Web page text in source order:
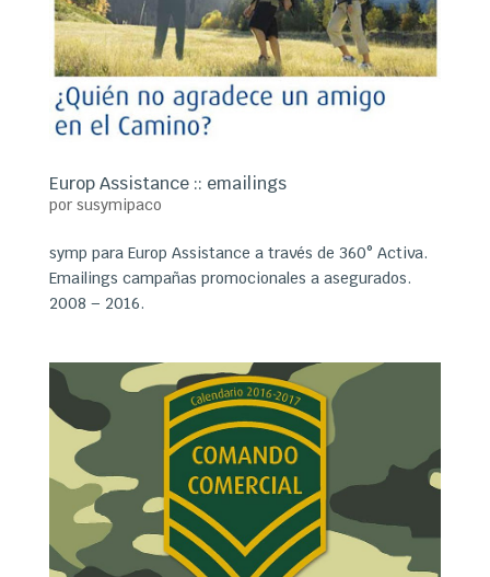
Europ Assistance :: emailings
por susymipaco
symp para Europ Assistance a través de 360° Activa.
Emailings campañas promocionales a asegurados.
2008 – 2016.